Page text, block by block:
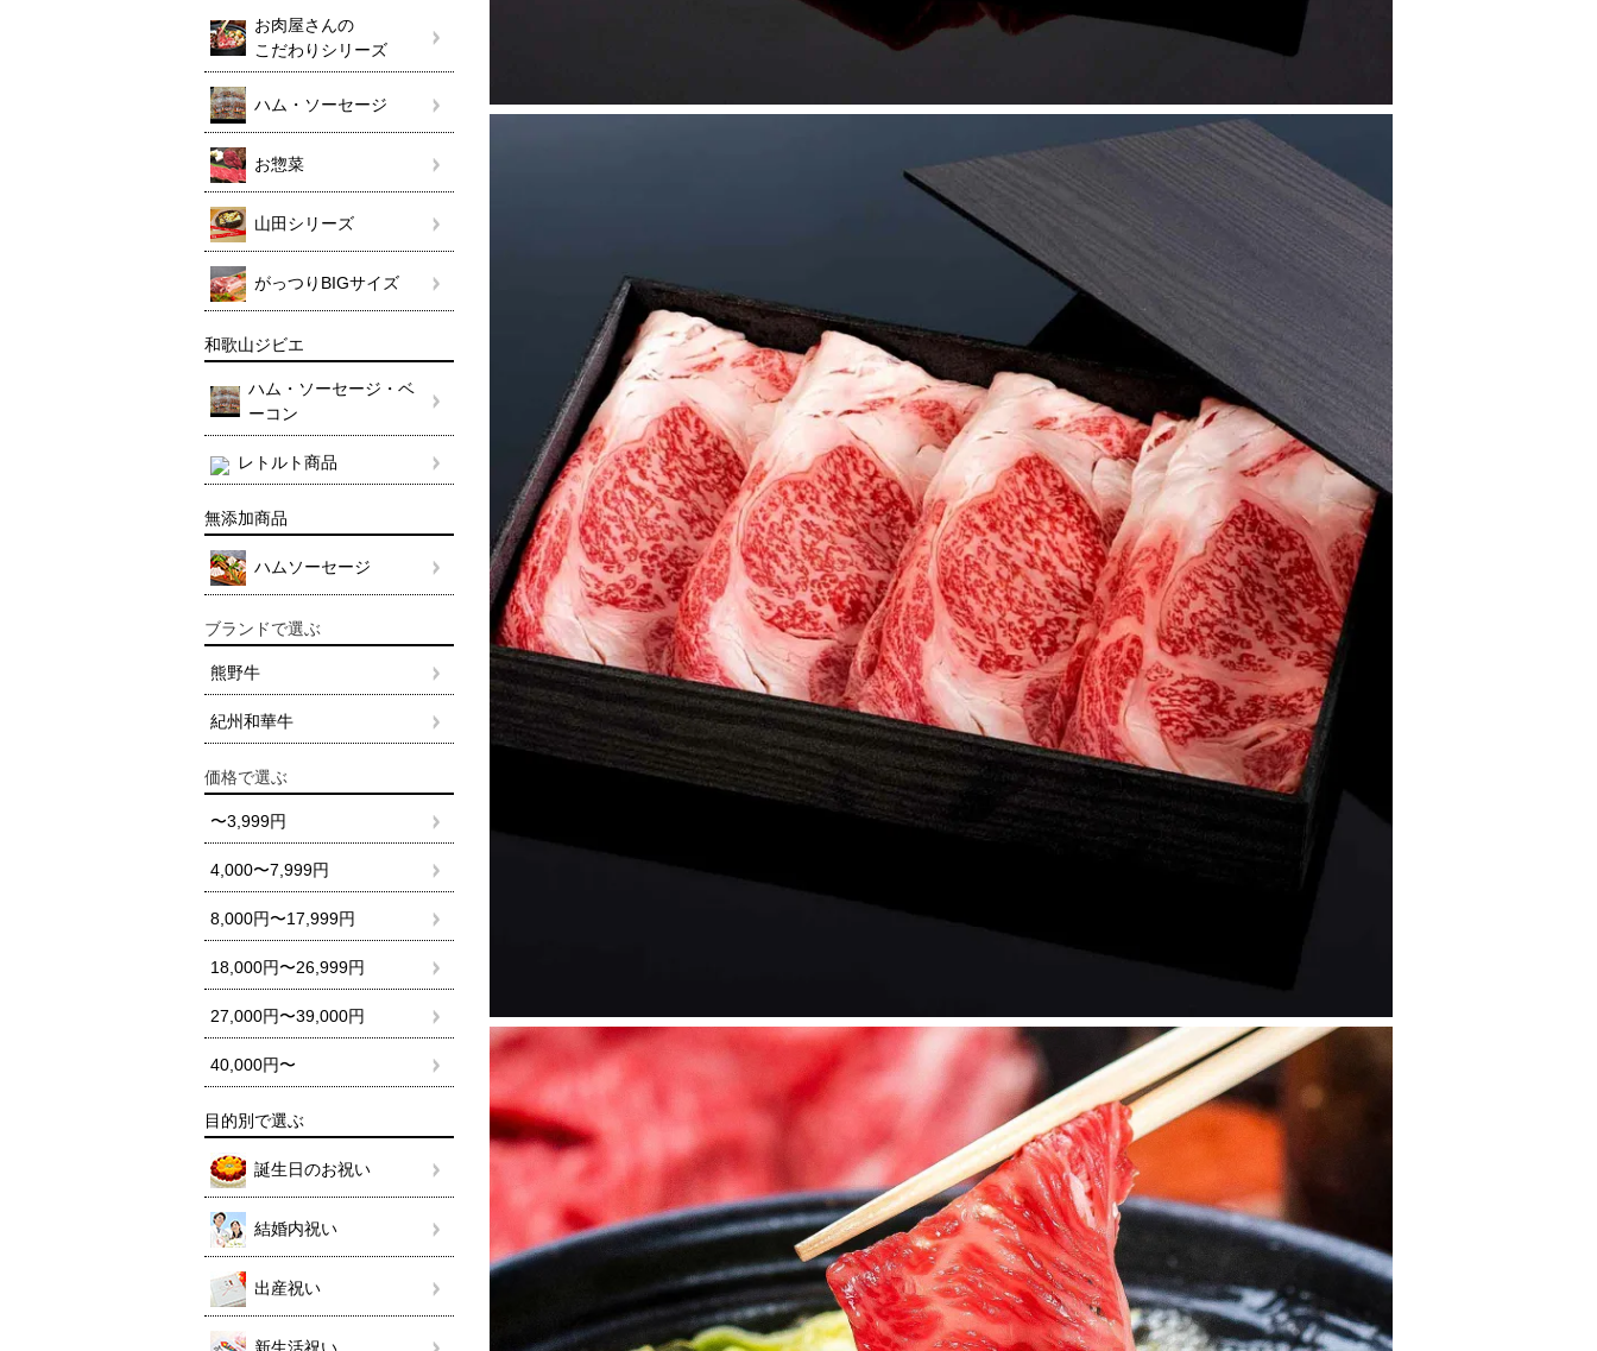
お肉屋さんの
こだわりシリーズ
ハム・ソーセージ
お惣菜
山田シリーズ
がっつりBIGサイズ
和歌山ジビエ
ハム・ソーセージ・ベ
ーコン
レトルト商品
無添加商品
ハムソーセージ
ブランドで選ぶ
熊野牛
紀州和華牛
価格で選ぶ
〜3,999円
4,000〜7,999円
8,000円〜17,999円
18,000円〜26,999円
27,000円〜39,000円
40,000円〜
目的別で選ぶ
誕生日のお祝い
結婚内祝い
出産祝い